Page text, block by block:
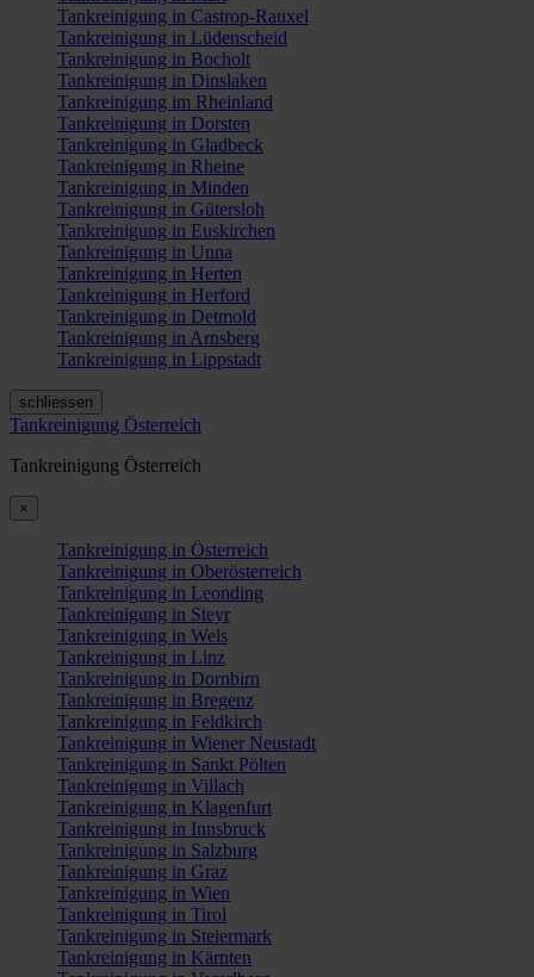
Tankreinigung in Castrop-Rauxel
Tankreinigung in Lüdenscheid
Tankreinigung in Bocholt
Tankreinigung in Dinslaken
Tankreinigung im Rheinland
Tankreinigung in Dorsten
Tankreinigung in Gladbeck
Tankreinigung in Rheine
Tankreinigung in Minden
Tankreinigung in Gütersloh
Tankreinigung in Euskirchen
Tankreinigung in Unna
Tankreinigung in Herten
Tankreinigung in Herford
Tankreinigung in Detmold
Tankreinigung in Arnsberg
Tankreinigung in Lippstadt
schliessen
Tankreinigung Österreich
Tankreinigung Österreich
×
Tankreinigung in Österreich
Tankreinigung in Oberösterreich
Tankreinigung in Leonding
Tankreinigung in Steyr
Tankreinigung in Wels
Tankreinigung in Linz
Tankreinigung in Dornbirn
Tankreinigung in Bregenz
Tankreinigung in Feldkirch
Tankreinigung in Wiener Neustadt
Tankreinigung in Sankt Pölten
Tankreinigung in Villach
Tankreinigung in Klagenfurt
Tankreinigung in Innsbruck
Tankreinigung in Salzburg
Tankreinigung in Graz
Tankreinigung in Wien
Tankreinigung in Tirol
Tankreinigung in Steiermark
Tankreinigung in Kärnten